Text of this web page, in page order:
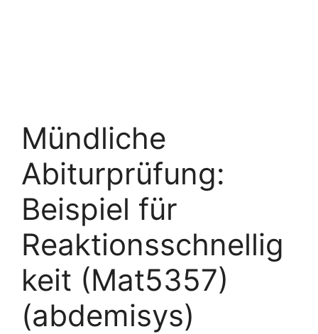
Mündliche
Abiturprüfung:
Beispiel für
Reaktionsschnellig
keit (Mat5357)
(abdemisys)